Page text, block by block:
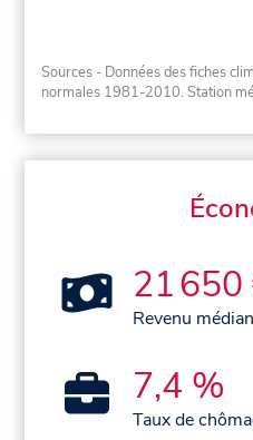
Sources - Données des fiches
normales 1981-2010. Station
21 650
Revenu médian
7,4 %
Taux de